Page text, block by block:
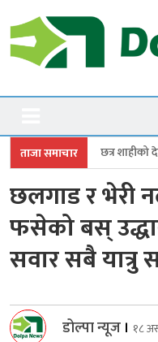
to
content
Dolpanews
ताजा समाचार
देउडामा झुम्यो डोल्पा, महोत्सव
छलगाड र भेरी
फसेको बस्
सवार सबै
डोल्पा न्यूज । १८